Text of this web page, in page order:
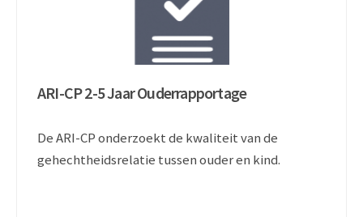
ARI-CP 2-5 Jaar Ouderrapportage
De ARI-CP onderzoekt de kwaliteit van de
gehechtheidsrelatie tussen ouder en kind.